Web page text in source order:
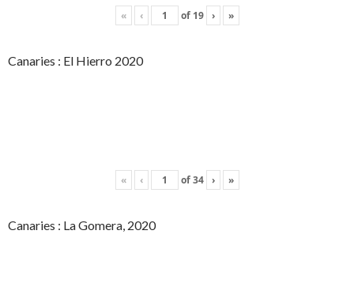
« ‹ of 19 › »
Canaries : El Hierro 2020
« ‹ of34 › »
Canaries : La Gomera, 2020